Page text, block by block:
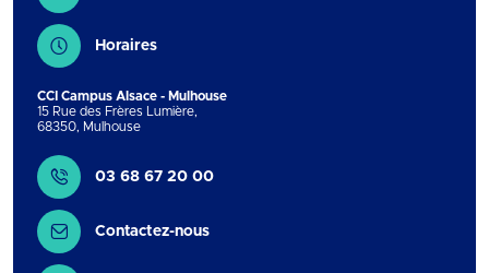
Horaires
CCI Campus Alsace - Mulhouse
15 Rue des Frères Lumière,
68350, Mulhouse
Contact
03 68 67 20 00
Contactez-nous